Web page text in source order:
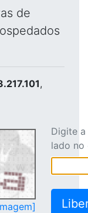
de
,
Digite
lado no